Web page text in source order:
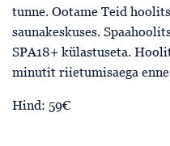
tunne. Ootame Teid
saunakeskuses.
SPA18+ külastuseta.
minutit riietumisaega
Hind: 59€